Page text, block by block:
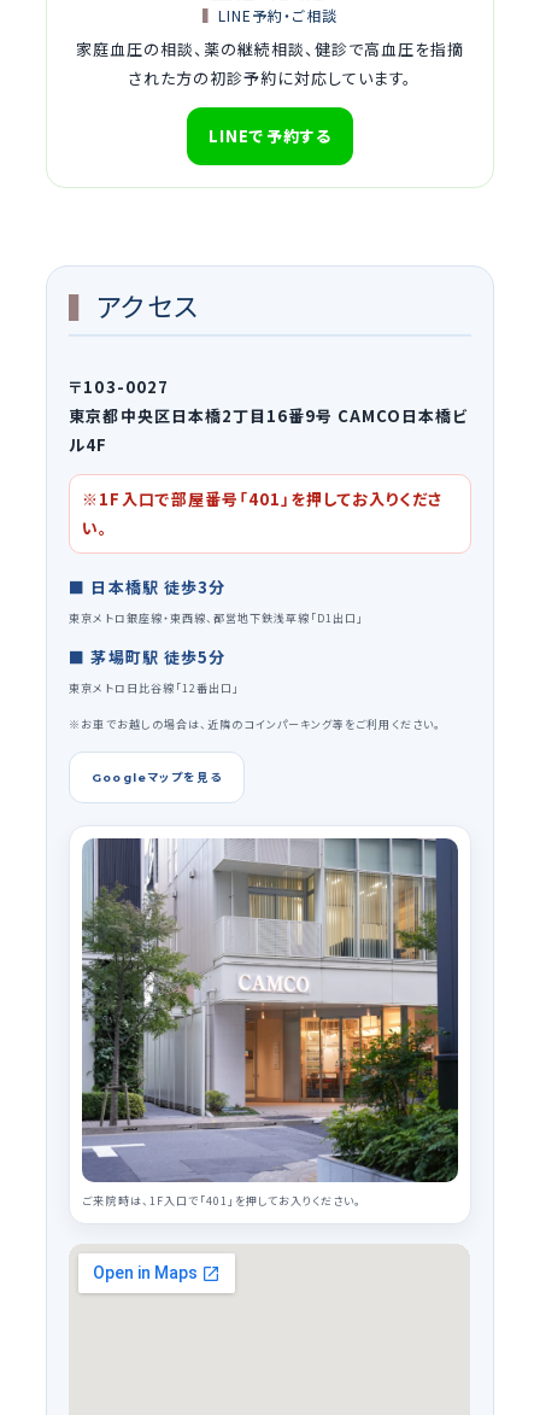
LINE予約・ご相談
家庭血圧の相談、薬の継続相談、健診で高血圧を指摘
された方の初診予約に対応しています。
LINEで予約する
アクセス
〒103-0027
東京都中央区日本橋2丁目16番9号 CAMCO日本橋ビ
ル4F
※1F入口で部屋番号「401」を押してお入りくださ
い。
■ 日本橋駅 徒歩3分
東京メトロ銀座線・東西線、都営地下鉄浅草線「D1出口」
■ 茅場町駅 徒歩5分
東京メトロ日比谷線「12番出口」
※お車でお越しの場合は、近隣のコインパーキング等をご利用ください。
Googleマップを見る
ご来院時は、1F入口で「401」を押してお入りください。